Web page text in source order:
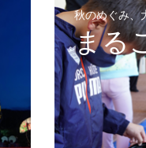
秋のめぐみ、
まる